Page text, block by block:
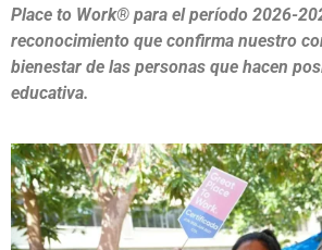
Place to Work® para el período 2026-
reconocimiento que confirma nuestro
bienestar de las personas que hacen
educativa.